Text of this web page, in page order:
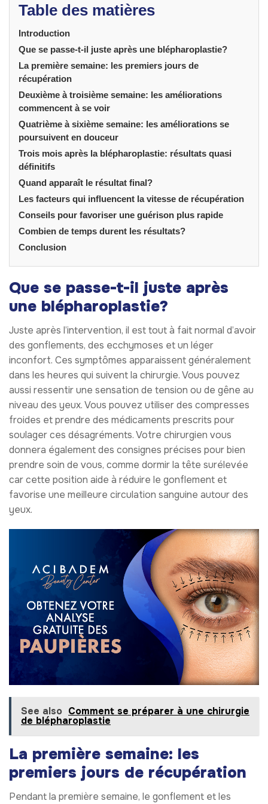
Table des matières
Introduction
Que se passe-t-il juste après une blépharoplastie?
La première semaine: les premiers jours de
récupération
Deuxième à troisième semaine: les améliorations
commencent à se voir
Quatrième à sixième semaine: les améliorations se
poursuivent en douceur
Trois mois après la blépharoplastie: résultats quasi
définitifs
Quand apparaît le résultat final?
Les facteurs qui influencent la vitesse de récupération
Conseils pour favoriser une guérison plus rapide
Combien de temps durent les résultats?
Conclusion
Que se passe-t-il juste après
une blépharoplastie?
Juste après l’intervention, il est tout à fait normal d’avoir
des gonflements, des ecchymoses et un léger
inconfort. Ces symptômes apparaissent généralement
dans les heures qui suivent la chirurgie. Vous pouvez
aussi ressentir une sensation de tension ou de gêne au
niveau des yeux. Vous pouvez utiliser des compresses
froides et prendre des médicaments prescrits pour
soulager ces désagréments. Votre chirurgien vous
donnera également des consignes précises pour bien
prendre soin de vous, comme dormir la tête surélevée
car cette position aide à réduire le gonflement et
favorise une meilleure circulation sanguine autour des
yeux.
See also Comment se préparer à une chirurgie
de blépharoplastie
La première semaine: les
premiers jours de récupération
Pendant la première semaine, le gonflement et les